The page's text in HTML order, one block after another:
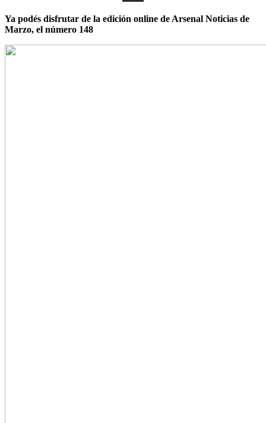
Ya podés disfrutar de la edición online de Arsenal Noticias de
Marzo, el número 148